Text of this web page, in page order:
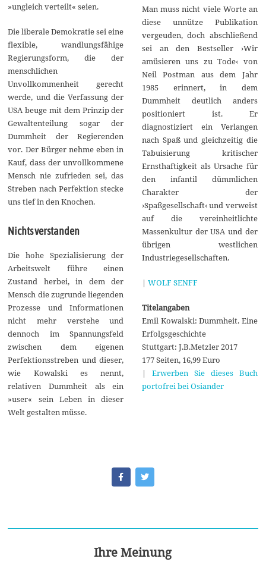
»ungleich verteilt« seien.
Die liberale Demokratie sei eine
flexible, wandlungsfähige
Regierungsform, die der
menschlichen
Unvollkommenheit gerecht
werde, und die Verfassung der
USA beuge mit dem Prinzip der
Gewaltenteilung sogar der
Dummheit der Regierenden
vor. Der Bürger nehme eben in
Kauf, dass der unvollkommene
Mensch nie zufrieden sei, das
Streben nach Perfektion stecke
uns tief in den Knochen.
Nichts verstanden
Die hohe Spezialisierung der
Arbeitswelt führe einen
Zustand herbei, in dem der
Mensch die zugrunde liegenden
Prozesse und Informationen
nicht mehr verstehe und
dennoch im Spannungsfeld
zwischen dem eigenen
Perfektionsstreben und dieser,
wie Kowalski es nennt,
relativen Dummheit als ein
»user« sein Leben in dieser
Welt gestalten müsse.
Man muss nicht viele Worte an
diese unnütze Publikation
vergeuden, doch abschließend
sei an den Bestseller ›Wir
amüsieren uns zu Tode‹ von
Neil Postman aus dem Jahr
1985 erinnert, in dem
Dummheit deutlich anders
positioniert ist. Er
diagnostiziert ein Verlangen
nach Spaß und gleichzeitig die
Tabuisierung kritischer
Ernsthaftigkeit als Ursache für
den infantil dümmlichen
Charakter der
›Spaßgesellschaft‹ und verweist
auf die vereinheitlichte
Massenkultur der USA und der
übrigen westlichen
Industriegesellschaften.
| WOLF SENFF
Titelangaben
Emil Kowalski: Dummheit. Eine
Erfolgsgeschichte
Stuttgart: J.B.Metzler 2017
177 Seiten, 16,99 Euro
| Erwerben Sie dieses Buch
portofrei bei Osiander
Ihre Meinung